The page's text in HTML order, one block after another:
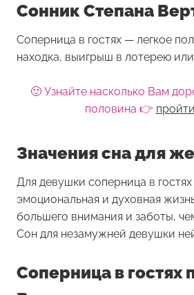
Сонник Степана
Соперница в гостях — легкое
находка, выигрыш в лотерею
🙂 Узнайте насколько Вам
половина 👉
Значения сна для
Для девушки соперница в гостях
эмоциональная и духовная
большего внимания и заботы,
Сон для незамужней девушки
Соперница в гостях